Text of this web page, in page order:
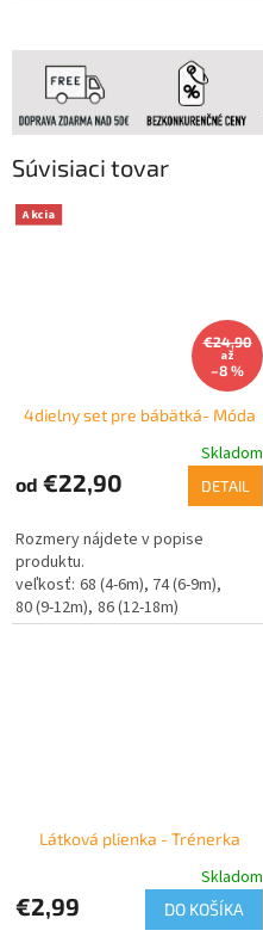
Súvisiaci tovar
Akcia
€24,90
až
–8 %
4dielny set pre bábätká- Móda
Skladom
od €22,90 DETAIL
Rozmery nájdete v popise
produktu.
68 (4-6m) 74 (6-9m)
80 (9-12m) 86 (12-18m)
Látková plienka - Trénerka
Skladom
€2,99 DO KOŠÍKA